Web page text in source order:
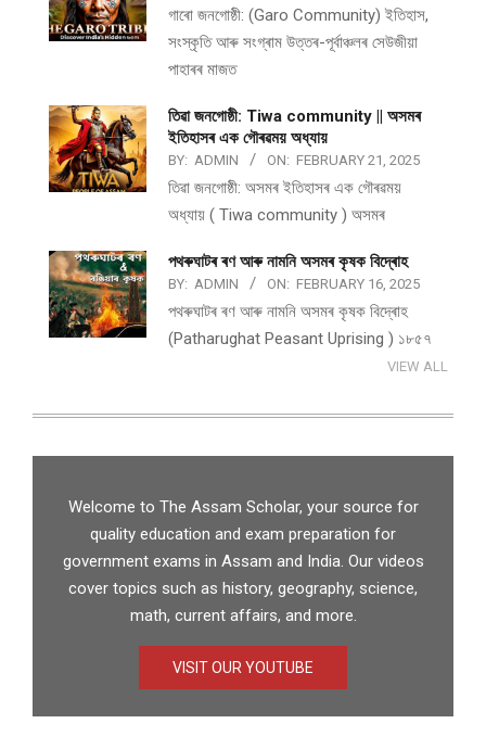
গাৰো জনগোষ্ঠী: (Garo Community) ইতিহাস,
সংস্কৃতি আৰু সংগ্ৰাম উত্তৰ-পূৰ্বাঞ্চলৰ সেউজীয়া
পাহাৰৰ মাজত
তিৱা জনগোষ্ঠী: Tiwa community || অসমৰ
ইতিহাসৰ এক গৌৰৱময় অধ্যায়
BY: ADMIN ON: FEBRUARY 21, 2025
তিৱা জনগোষ্ঠী: অসমৰ ইতিহাসৰ এক গৌৰৱময়
অধ্যায় ( Tiwa community ) অসমৰ
পথ​ৰুঘাট​ৰ ৰণ আৰু নামনি অসম​ৰ কৃষক বিদ্ৰোহ​
BY: ADMIN ON: FEBRUARY 16, 2025
পথ​ৰুঘাট​ৰ ৰণ আৰু নামনি অসম​ৰ কৃষক বিদ্ৰোহ​
(Patharughat Peasant Uprising ) ১৮৫৭
VIEW ALL
Welcome to The Assam Scholar, your source for
quality education and exam preparation for
government exams in Assam and India. Our videos
cover topics such as history, geography, science,
math, current affairs, and more.
VISIT OUR YOUTUBE